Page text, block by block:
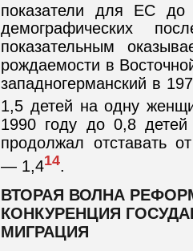
показатели для ЕС до
демографических
показательным
рождаемости в
западногерманский в
1,5 детей на одну
1990 году до 0,8
продолжал отставать
— 1,414.
ВТОРАЯ ВОЛНА
КОНКУРЕНЦИЯ
МИГРАЦИЯ